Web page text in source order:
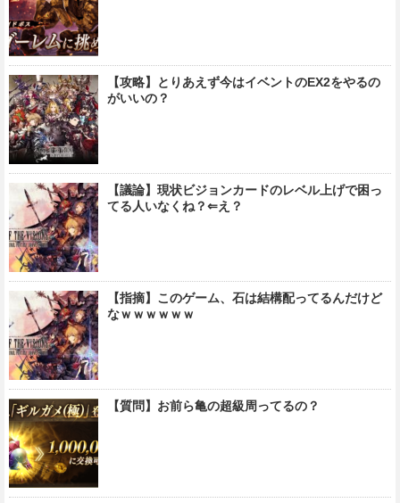
【攻略】とりあえず今はイベントのEX2をやるの
がいいの？
【議論】現状ビジョンカードのレベル上げで困っ
てる人いなくね？⇐え？
【指摘】このゲーム、石は結構配ってるんだけど
なｗｗｗｗｗｗ
【質問】お前ら亀の超級周ってるの？